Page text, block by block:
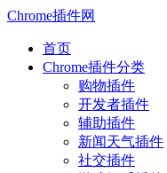
Chrome插件网
首页
Chrome插件分类
购物插件
开发者插件
辅助插件
新闻天气插件
社交插件